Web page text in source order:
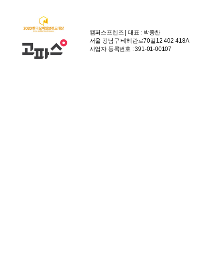
캠퍼스프렌즈 | 대표 : 박종찬
서울 강남구 테헤란로70길12 402-418A
사업자 등록번호 : 391-01-00107